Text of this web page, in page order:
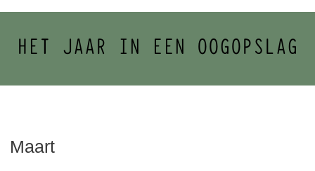
HET JAAR IN EEN OOGOPSLAG
Maart